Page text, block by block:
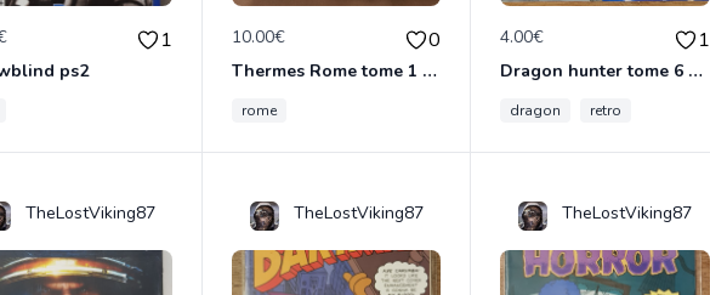
1
ps2
10.00€ 0
Thermes Rome tome 1 à 4
rome
4.00€ 1
Dragon hunter tome 6 et 8
dragon retro
TheLostViking87 TheLostViking87 TheLostViking87